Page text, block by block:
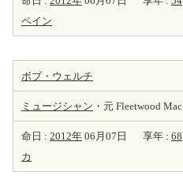
ペイン
ボブ・ウェルチ
ミュージシャン ・元 Fleetwood Mac
命日 : 2012年 06月07日 享年 : 68
カ